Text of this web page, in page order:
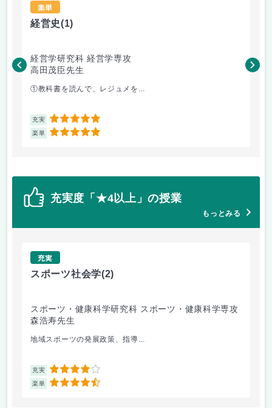
楽単
経営史(1)
経営学研究科 経営学専攻
高田茂臣先生
①教科書を読んで、レジュメを...
充実 5
楽単 5
長
充実度「★4以上」の授業
もっとみる
充実
スポーツ社会学(2)
スポーツ・健康科学研究科 スポーツ・健康科学専攻
森浩寿先生
地域スポーツの発展政策、指導...
充実 4
楽単 4.5